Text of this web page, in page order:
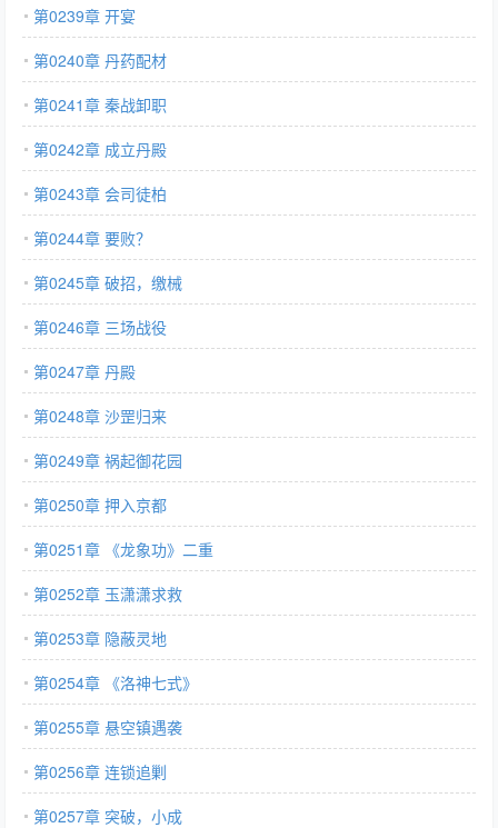
第0239章 开宴
第0240章 丹药配材
第0241章 秦战卸职
第0242章 成立丹殿
第0243章 会司徒柏
第0244章 要败？
第0245章 破招，缴械
第0246章 三场战役
第0247章 丹殿
第0248章 沙罡归来
第0249章 祸起御花园
第0250章 押入京都
第0251章 《龙象功》二重
第0252章 玉潇潇求救
第0253章 隐蔽灵地
第0254章 《洛神七式》
第0255章 悬空镇遇袭
第0256章 连锁追剿
第0257章 突破，小成